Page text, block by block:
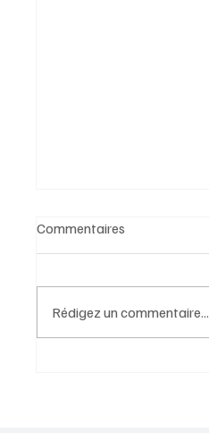
Commentaires
Rédigez un commentaire...